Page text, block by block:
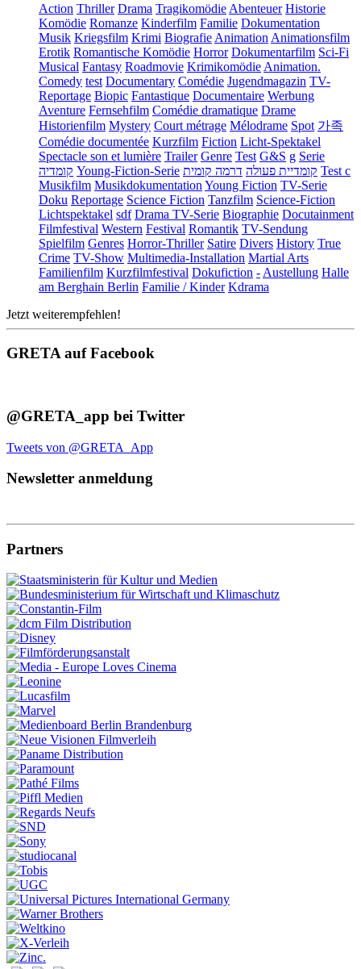
Action Thriller Drama Tragikomödie Abenteuer Historie
Komödie Romanze Kinderfilm Familie Dokumentation
Musik Kriegsfilm Krimi Biografie Animation Animationsfilm
Erotik Romantische Komödie Horror Dokumentarfilm Sci-Fi
Musical Fantasy Roadmovie Krimikomödie Animation.
Comedy test Documentary Comédie Jugendmagazin TV-
Reportage Biopic Fantastique Documentaire Werbung
Aventure Fernsehfilm Comédie dramatique Drame
Historienfilm Mystery Court métrage Mélodrame Spot 가족
Comédie documentée Kurzfilm Fiction Licht-Spektakel
Spectacle son et lumière Trailer Genre Test G&S g Serie
קומדיה Young-Fiction-Serie קומדיית פעולה דרמה קומית
Test c
Musikfilm Musikdokumentation Young Fiction TV-Serie
Doku Reportage Science Fiction Tanzfilm Science-Fiction
Lichtspektakel sdf Drama TV-Serie Biographie Docutainment
Filmfestival Western Festival Romantik TV-Sendung
Spielfilm Genres Horror-Thriller Satire Divers History True
Crime TV-Show Multimedia-Installation Martial Arts
Familienfilm Kurzfilmfestival Dokufiction - Austellung Halle
am Berghain Berlin Familie / Kinder Kdrama
Jetzt weiterempfehlen!
GRETA auf Facebook
@GRETA_app bei Twitter
Tweets von @GRETA_App
Newsletter anmeldung
Partners